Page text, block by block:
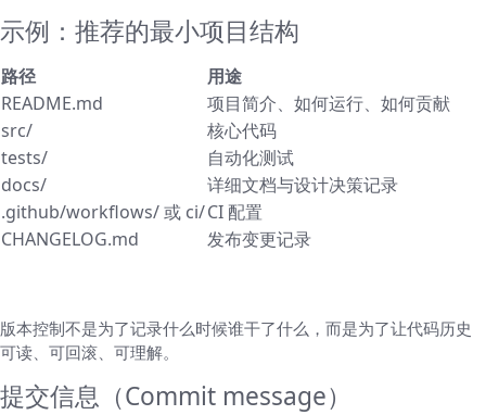
示例：推荐的最小项目结构
路径
用途
README.md
项目简介、如何运行、如何贡献
src/
核心代码
tests/
自动化测试
docs/
详细文档与设计决策记录
.github/workflows/ 或 ci/CI 配置
CHANGELOG.md
发布变更记录
版本控制不是为了记录什么时候谁干了什么，而是为了让代码历史
可读、可回滚、可理解。
提交信息（Commit message）